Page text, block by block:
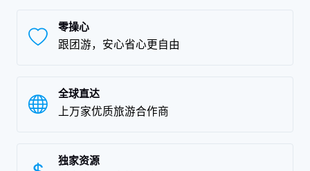
零操心
跟团游，安心省心更自由
全球直达
上万家优质旅游合作商
独家资源